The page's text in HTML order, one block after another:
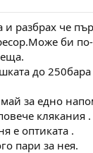
и разбрах че
би
до 250бара
за едно
клякания .
е оптиката .
пари за нея.